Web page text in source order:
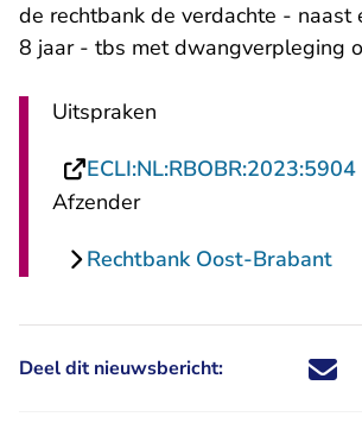
de rechtbank de verdachte - naast
8 jaar - tbs met dwangverpleging
Uitspraken
ECLI:NL:RBOBR:2023:5904
Afzender
Rechtbank Oost-Brabant
Deel dit nieuwsbericht: Deel dit
Deel dit
Deel